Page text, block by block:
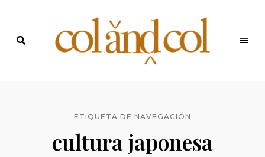
ColandCol
ETIQUETA DE NAVEGACIÓN
cultura japonesa